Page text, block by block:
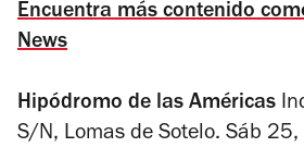
Encuentra más contenido
News
Hipódromo de las Américas
S/N, Lomas de Sotelo. Sáb